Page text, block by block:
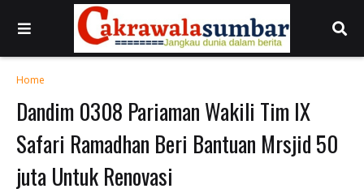
Home
Dandim 0308 Pariaman Wakili Tim IX
Safari Ramadhan Beri Bantuan Mrsjid 50
juta Untuk Renovasi